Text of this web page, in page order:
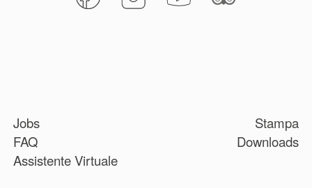
Jobs
FAQ
Assistente Virtuale
Stampa
Downloads